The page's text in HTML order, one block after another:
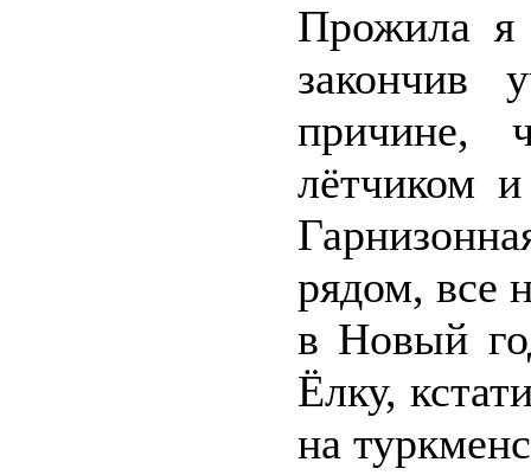
Прожила я
закончив
лётчиком
рядом, все
в Новый
Ёлку,
на